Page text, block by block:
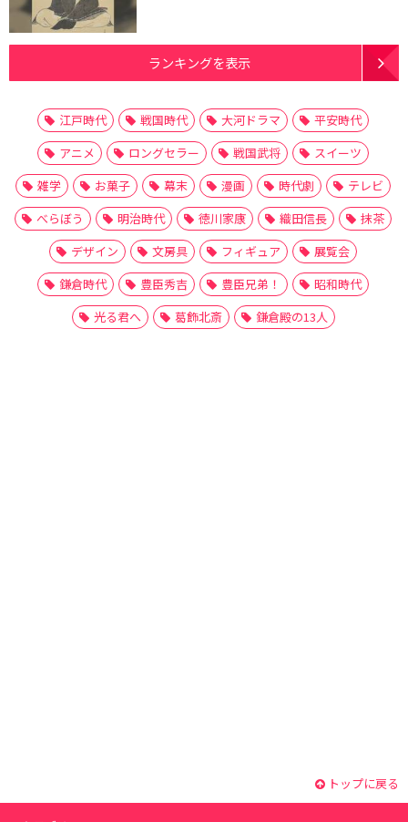
ランキングを表示
江戸時代 戦国時代 大河ドラマ
平安時代
アニメ
ロングセラー 戦国武将
スイーツ
雑学
お菓子 幕末 漫画 時代劇
テレビ
べらぼう
明治時代 徳川家康 織田信長
抹茶
デザイン
文房具 フィギュア
展覧会
鎌倉時代
豊臣秀吉 豊臣兄弟！
昭和時代
光る君へ
葛飾北斎 鎌倉殿の13人
トップに戻る